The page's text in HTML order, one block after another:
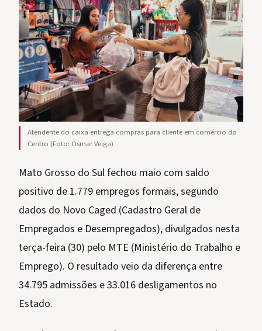
Atendente do caixa entrega compras para cliente em comércio do
Centro (Foto: Osmar Veiga)
Mato Grosso do Sul fechou maio com saldo
positivo de 1.779 empregos formais, segundo
dados do Novo Caged (Cadastro Geral de
Empregados e Desempregados), divulgados nesta
terça-feira (30) pelo MTE (Ministério do Trabalho e
Emprego). O resultado veio da diferença entre
34.795 admissões e 33.016 desligamentos no
Estado.